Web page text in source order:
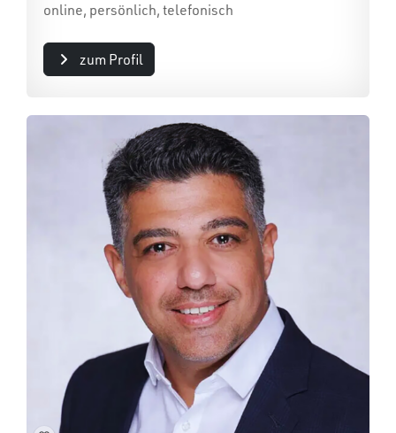
online, persönlich, telefonisch
zum Profil